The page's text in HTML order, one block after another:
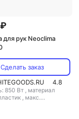
рук Neoclima
Сделать заказ
4.8
850 Вт , материал
, макс.